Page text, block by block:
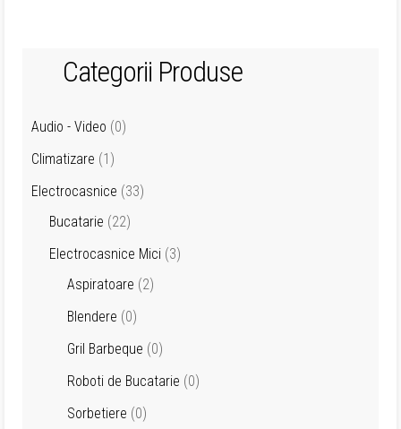
Categorii Produse
Audio - Video (0)
Climatizare (1)
Electrocasnice (33)
Bucatarie (22)
Electrocasnice Mici (3)
Aspiratoare (2)
Blendere (0)
Gril Barbeque (0)
Roboti de Bucatarie (0)
Sorbetiere (0)